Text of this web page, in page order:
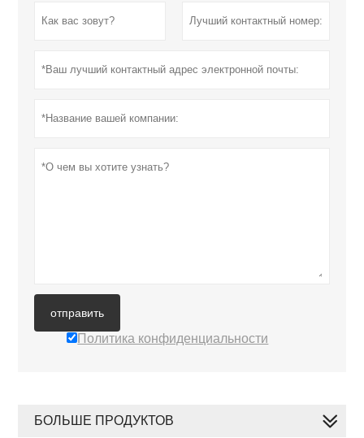
отправить
Политика конфиденциальности
БОЛЬШЕ ПРОДУКТОВ